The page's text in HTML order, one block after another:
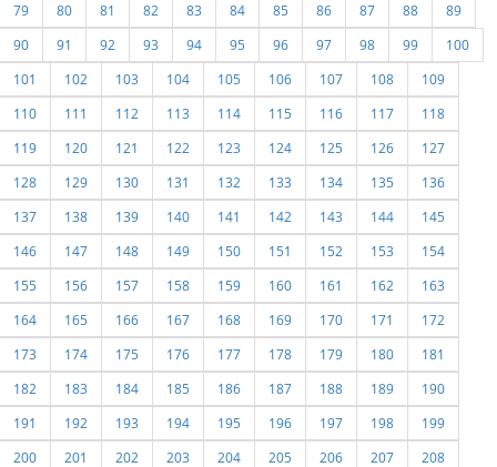
79
80 81 82 83 84 85 86 87 88
89
90
91 92 93 94 95 96 97 98 99
100
101
102 103 104 105 106 107 108
109
110
111 112 113 114 115 116 117
118
119
120 121 122 123 124 125 126
127
128
129 130 131 132 133 134 135
136
137
138 139 140 141 142 143 144
145
146
147 148 149 150 151 152 153
154
155
156 157 158 159 160 161 162
163
164
165 166 167 168 169 170 171
172
173
174 175 176 177 178 179 180
181
182
183 184 185 186 187 188 189
190
191
192 193 194 195 196 197 198
199
200
201 202 203 204 205 206 207
208